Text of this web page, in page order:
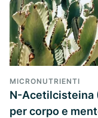
MICRONUTRIENTI
N-Acetilcisteina
per corpo e